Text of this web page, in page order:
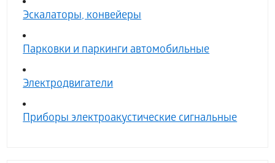
Эскалаторы, конвейеры
Парковки и паркинги автомобильные
Электродвигатели
Приборы электроакустические сигнальные